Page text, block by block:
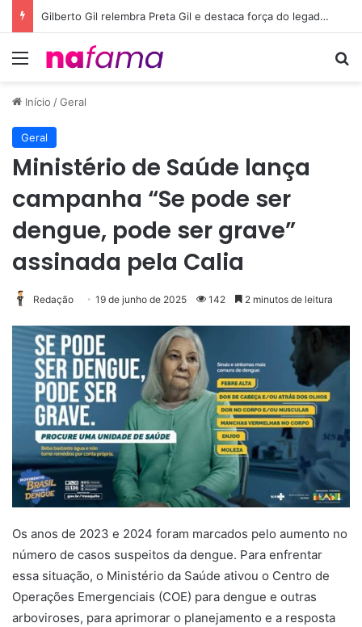
Gilberto Gil relembra Preta Gil e destaca força do legado deixado pela filha
Menu
Início /Geral
Geral
Ministério de Saúde lança
campanha “Se pode ser
dengue, pode ser grave”
assinada pela Calia
Redação 19 de junho de 2025 142 2 minutos de leitura
Os anos de 2023 e 2024 foram marcados pelo aumento no
número de casos suspeitos da dengue. Para enfrentar
essa situação, o Ministério da Saúde ativou o Centro de
Operações Emergenciais (COE) para dengue e outras
arboviroses, para aprimorar o planejamento e a resposta